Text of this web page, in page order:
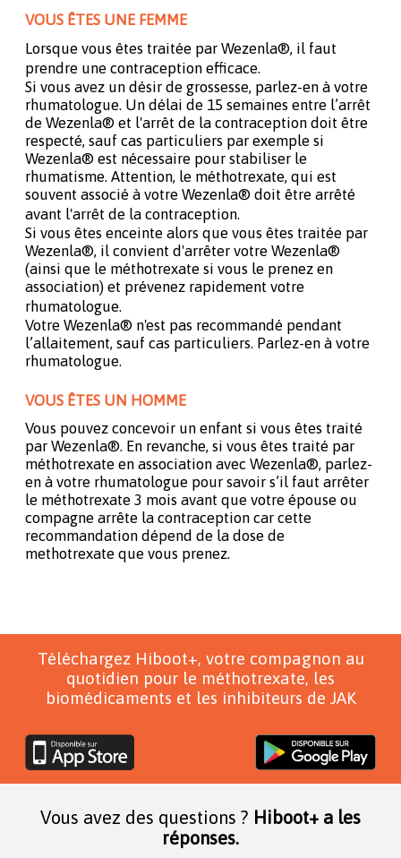
VOUS ÊTES UNE FEMME
Lorsque vous êtes traitée par Wezenla®, il faut
prendre une contraception efficace.
Si vous avez un désir de grossesse, parlez-en à votre
rhumatologue. Un délai de 15 semaines entre l’arrêt
de Wezenla® et l'arrêt de la contraception doit être
respecté, sauf cas particuliers par exemple si
Wezenla® est nécessaire pour stabiliser le
rhumatisme. Attention, le méthotrexate, qui est
souvent associé à votre Wezenla® doit être arrêté
avant l'arrêt de la contraception.
Si vous êtes enceinte alors que vous êtes traitée par
Wezenla®, il convient d'arrêter votre Wezenla®
(ainsi que le méthotrexate si vous le prenez en
association) et prévenez rapidement votre
rhumatologue.
Votre Wezenla® n'est pas recommandé pendant
l’allaitement, sauf cas particuliers. Parlez-en à votre
rhumatologue.
VOUS ÊTES UN HOMME
Vous pouvez concevoir un enfant si vous êtes traité
par Wezenla®. En revanche, si vous êtes traité par
méthotrexate en association avec Wezenla®, parlez-
en à votre rhumatologue pour savoir s’il faut arrêter
le méthotrexate 3 mois avant que votre épouse ou
compagne arrête la contraception car cette
recommandation dépend de la dose de
methotrexate que vous prenez.
Téléchargez Hiboot+, votre compagnon au
quotidien pour le méthotrexate, les
biomédicaments et les inhibiteurs de JAK
Vous avez des questions ? Hiboot+ a les
réponses.